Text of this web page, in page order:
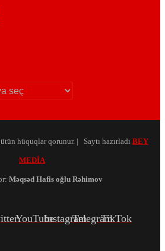
hüquqlar qorunur. | Saytı hazırladı BEY
MEDİA
Məqsəd Hafis oğlu Rəhimov
YouTubeInstagramTelegramTikTok